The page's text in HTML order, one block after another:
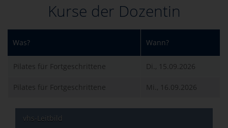
Kurse der Dozentin
Was? Wann?
Pilates für Fortgeschrittene Di., 15.09.2026
Pilates für Fortgeschrittene Mi., 16.09.2026
vhs-Leitbild